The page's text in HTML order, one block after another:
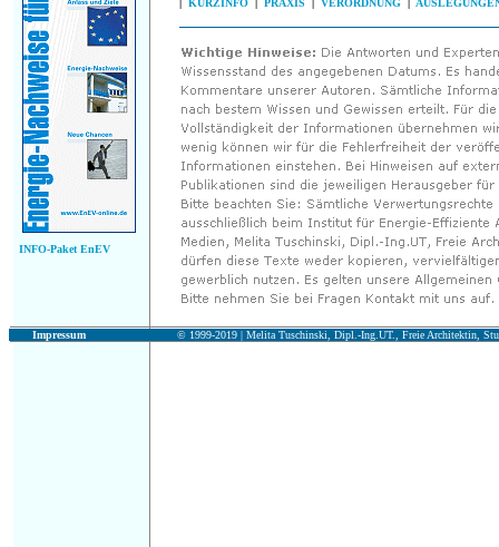
INFO-Paket EnEV
Impressum © 1999-2019 | Melita Tuschinski, Dipl.-Ing.UT., Freie Architektin,